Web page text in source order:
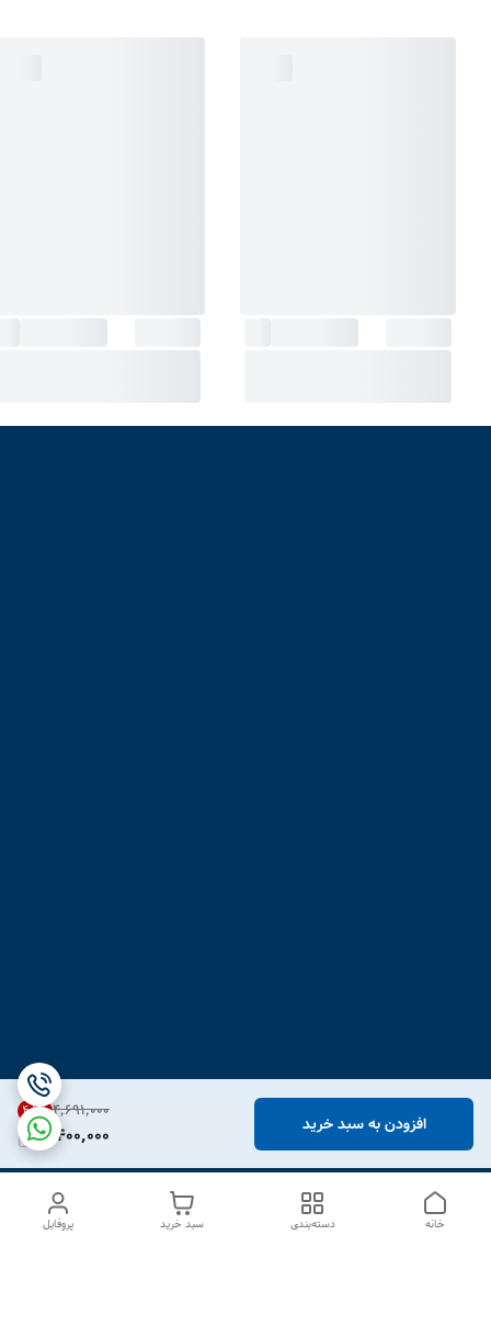
۴٬۶۹۱٬۰۰۰ 48%
2,400,000 افزودن به سبد خرید
پروفایل سبد خرید دسته‌بندی خانه